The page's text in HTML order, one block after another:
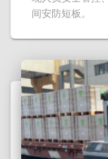
间安防短板。